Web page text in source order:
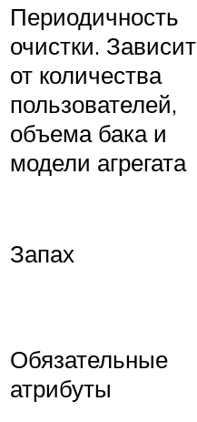
Периодичность
очистки. Зависит
от количества
пользователей,
объема бака и
модели агрегата
Запах
Обязательные
атрибуты